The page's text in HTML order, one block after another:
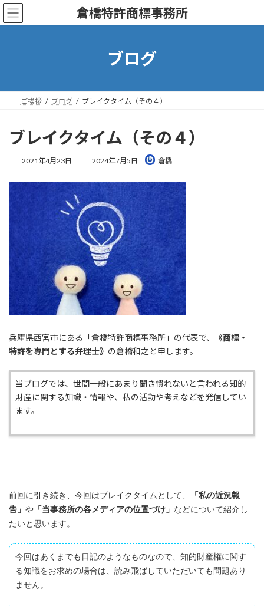
コ
ン
ナ
ビ
倉橋特許商標事務所
ブログ
ご挨拶 ブログ ブレイクタイム（その４）
ブレイクタイム（その４）
2021年4月23日
最
新
日
時
:
2024年7月5日 倉橋
兵庫県西宮市にある「倉橋特許商標事務所」の代表で、
《商標・
特許を専門とする弁理士》 の倉橋和之と申します。
当ブログでは、世間一般にあまり聞き慣れないと言われる知的
財産に関する知識・情報や、私の活動や考えなどを発信してい
ます。
前回に引き続き、 今回はブレイクタイムとして、
「私の近況報
告 」 や 「当事務所の各メディアの位置づけ」 などについて紹介し
たいと思います。
今回はあくまでも日記のようなものなので、知的財産権に関す
る知識をお求めの場合は、読み飛ばしていただいても問題あり
ません。